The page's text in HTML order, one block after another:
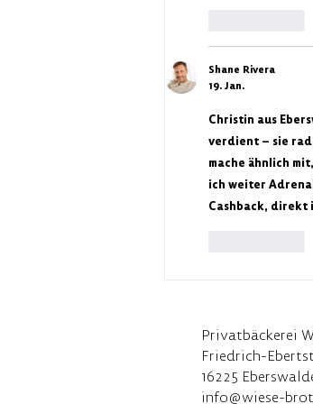
Shane Rivera
19. Jan.
Christin aus
verdient – sie
mache ähnlich
ich weiter
Cashback, direkt
Privatbäckerei
Friedrich-
16225
info@wiese-